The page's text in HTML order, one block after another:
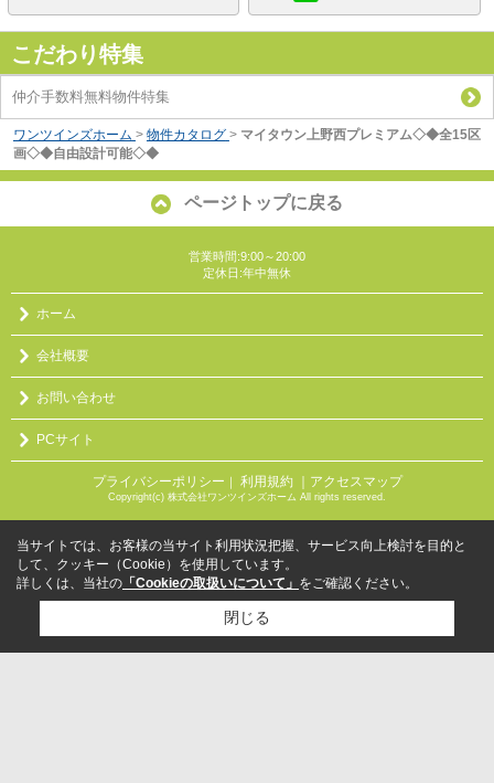
こだわり特集
仲介手数料無料物件特集
ワンツインズホーム > 物件カタログ > マイタウン上野西プレミアム◇◆全15区
画◇◆自由設計可能◇◆
ページトップに戻る
営業時間:9:00～20:00
定休日:年中無休
ホーム
会社概要
お問い合わせ
PCサイト
プライバシーポリシー 利用規約 ｜アクセスマップ
Copyright(c) 株式会社ワンツインズホーム All rights reserved.
当サイトでは、お客様の当サイト利用状況把握、サービス向上検討を目的と
して、クッキー（Cookie）を使用しています。
詳しくは、当社の 「Cookieの取扱いについて」 をご確認ください。
閉じる